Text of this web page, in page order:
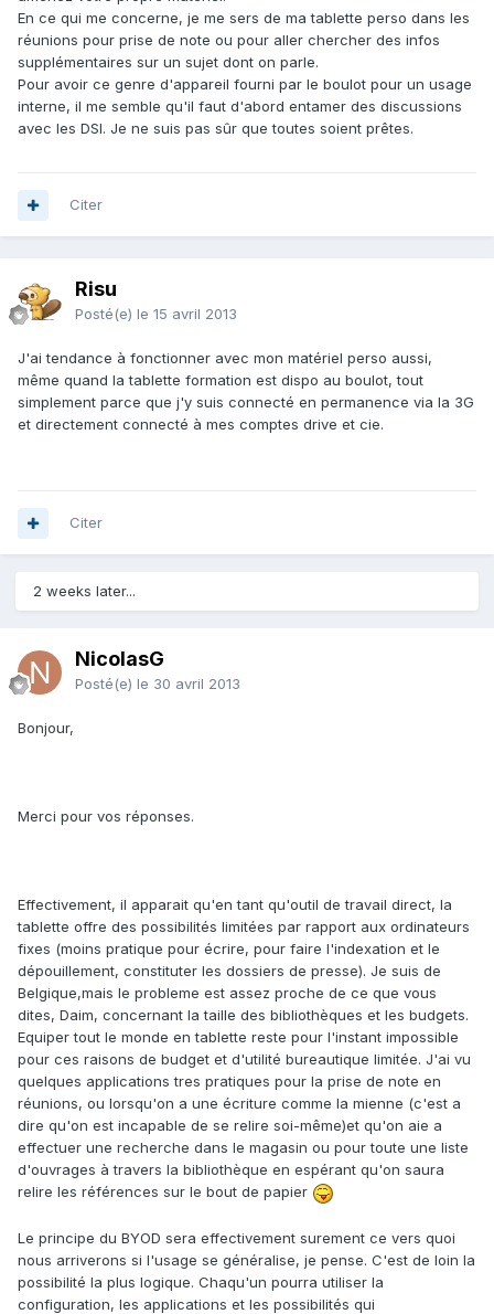
En ce qui me concerne, je me sers de ma tablette perso dans les
réunions pour prise de note ou pour aller chercher des infos
supplémentaires sur un sujet dont on parle.
Pour avoir ce genre d'appareil fourni par le boulot pour un usage
interne, il me semble qu'il faut d'abord entamer des discussions
avec les DSI. Je ne suis pas sûr que toutes soient prêtes.
Citer
Risu
Posté(e) le 15 avril 2013
J'ai tendance à fonctionner avec mon matériel perso aussi,
même quand la tablette formation est dispo au boulot, tout
simplement parce que j'y suis connecté en permanence via la 3G
et directement connecté à mes comptes drive et cie.
Citer
2 weeks later...
NicolasG
Posté(e) le 30 avril 2013
Bonjour,
Merci pour vos réponses.
Effectivement, il apparait qu'en tant qu'outil de travail direct, la
tablette offre des possibilités limitées par rapport aux ordinateurs
fixes (moins pratique pour écrire, pour faire l'indexation et le
dépouillement, constituter les dossiers de presse). Je suis de
Belgique,mais le probleme est assez proche de ce que vous
dites, Daim, concernant la taille des bibliothèques et les budgets.
Equiper tout le monde en tablette reste pour l'instant impossible
pour ces raisons de budget et d'utilité bureautique limitée. J'ai vu
quelques applications tres pratiques pour la prise de note en
réunions, ou lorsqu'on a une écriture comme la mienne (c'est a
dire qu'on est incapable de se relire soi-même)et qu'on aie a
effectuer une recherche dans le magasin ou pour toute une liste
d'ouvrages à travers la bibliothèque en espérant qu'on saura
relire les références sur le bout de papier
Le principe du BYOD sera effectivement surement ce vers quoi
nous arriverons si l'usage se généralise, je pense. C'est de loin la
possibilité la plus logique. Chaqu'un pourra utiliser la
configuration, les applications et les possibilités qui